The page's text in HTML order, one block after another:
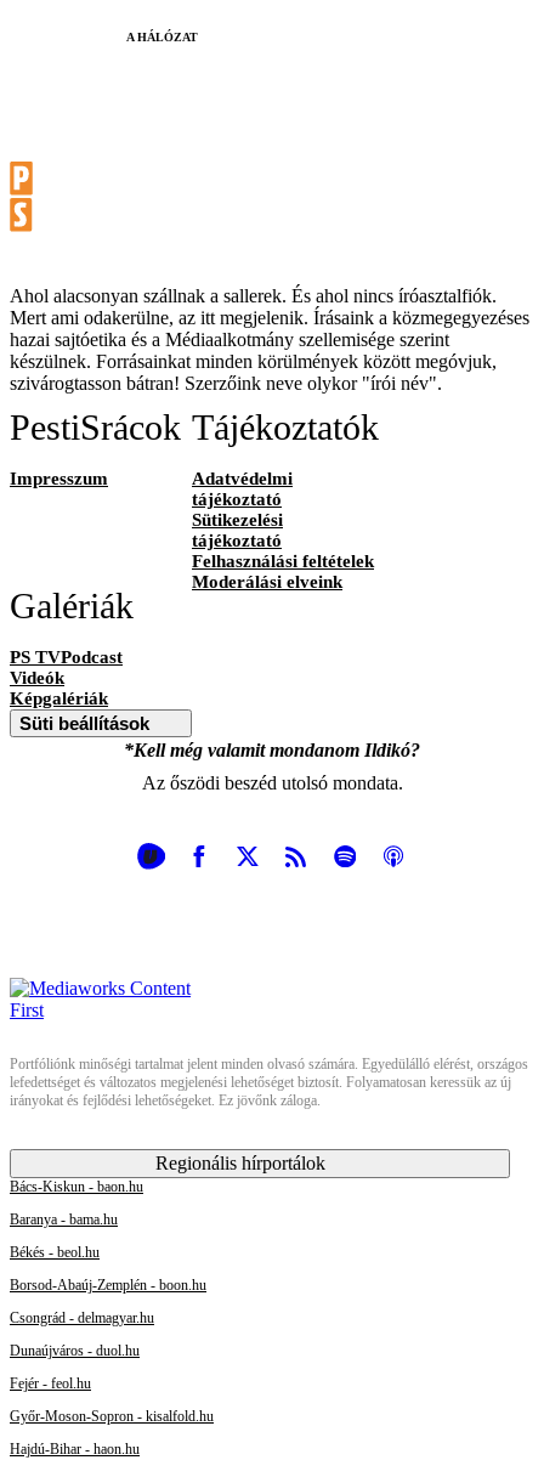
A HÁLÓZAT
Ahol alacsonyan szállnak a sallerek. És ahol nincs íróasztalfiók.
Mert ami odakerülne, az itt megjelenik. Írásaink a közmegegyezéses
hazai sajtóetika és a Médiaalkotmány szellemisége szerint
készülnek. Forrásainkat minden körülmények között megóvjuk,
szivárogtasson bátran! Szerzőink neve olykor "írói név".
PestiSrácok
Impresszum
Tájékoztatók
Adatvédelmi
tájékoztató
Sütikezelési
tájékoztató
Felhasználási feltételek
Moderálási elveink
Galériák
PS TVPodcast
Videók
Képgalériák
Süti beállítások
*Kell még valamit mondanom Ildikó?
Az őszödi beszéd utolsó mondata.
Portfóliónk minőségi tartalmat jelent minden olvasó számára. Egyedülálló elérést, országos
lefedettséget és változatos megjelenési lehetőséget biztosít. Folyamatosan keressük az új
irányokat és fejlődési lehetőségeket. Ez jövőnk záloga.
Regionális hírportálok
Bács-Kiskun - baon.hu
Baranya - bama.hu
Békés - beol.hu
Borsod-Abaúj-Zemplén - boon.hu
Csongrád - delmagyar.hu
Dunaújváros - duol.hu
Fejér - feol.hu
Győr-Moson-Sopron - kisalfold.hu
Hajdú-Bihar - haon.hu